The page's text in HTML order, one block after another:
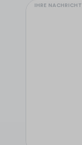
IHRE NACHRICHT